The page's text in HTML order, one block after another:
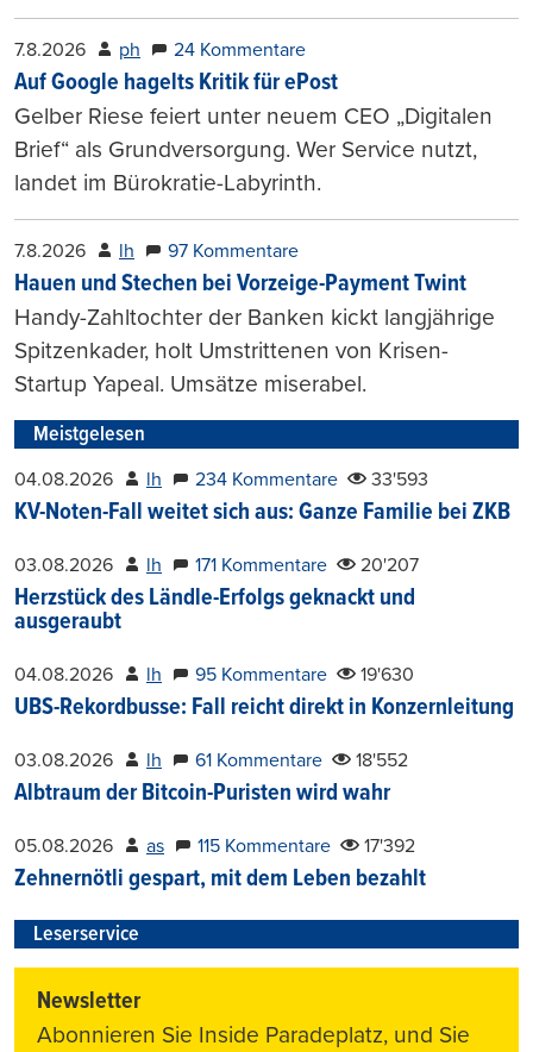
7.8.2026 ph 24 Kommentare
Auf Google hagelts Kritik für ePost
Gelber Riese feiert unter neuem CEO „Digitalen
Brief“ als Grundversorgung. Wer Service nutzt,
landet im Bürokratie-Labyrinth.
7.8.2026 lh 97 Kommentare
Hauen und Stechen bei Vorzeige-Payment Twint
Handy-Zahltochter der Banken kickt langjährige
Spitzenkader, holt Umstrittenen von Krisen-
Startup Yapeal. Umsätze miserabel.
Meistgelesen
04.08.2026 lh 234 Kommentare 33'593
KV-Noten-Fall weitet sich aus: Ganze Familie bei ZKB
03.08.2026 lh 171 Kommentare 20'207
Herzstück des Ländle-Erfolgs geknackt und
ausgeraubt
04.08.2026 lh 95 Kommentare 19'630
UBS-Rekordbusse: Fall reicht direkt in Konzernleitung
03.08.2026 lh 61 Kommentare 18'552
Albtraum der Bitcoin-Puristen wird wahr
05.08.2026 as 115 Kommentare 17'392
Zehnernötli gespart, mit dem Leben bezahlt
Leserservice
Newsletter
Abonnieren Sie Inside Paradeplatz, und Sie